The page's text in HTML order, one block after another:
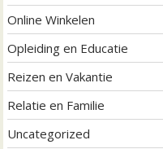
Online Winkelen
Opleiding en Educatie
Reizen en Vakantie
Relatie en Familie
Uncategorized